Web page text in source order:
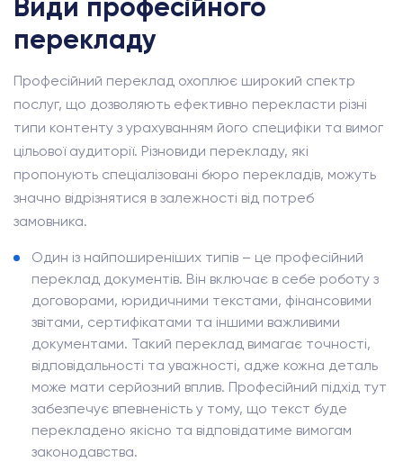
Види професійного
перекладу
Професійний переклад охоплює широкий спектр
послуг, що дозволяють ефективно перекласти різні
типи контенту з урахуванням його специфіки та вимог
цільової аудиторії. Різновиди перекладу, які
пропонують спеціалізовані бюро перекладів, можуть
значно відрізнятися в залежності від потреб
замовника.
Один із найпоширеніших типів – це професійний
переклад документів. Він включає в себе роботу з
договорами, юридичними текстами, фінансовими
звітами, сертифікатами та іншими важливими
документами. Такий переклад вимагає точності,
відповідальності та уважності, адже кожна деталь
може мати серйозний вплив. Професійний підхід тут
забезпечує впевненість у тому, що текст буде
перекладено якісно та відповідатиме вимогам
законодавства.